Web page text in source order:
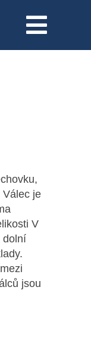
Válec je
V
dolní
jsou